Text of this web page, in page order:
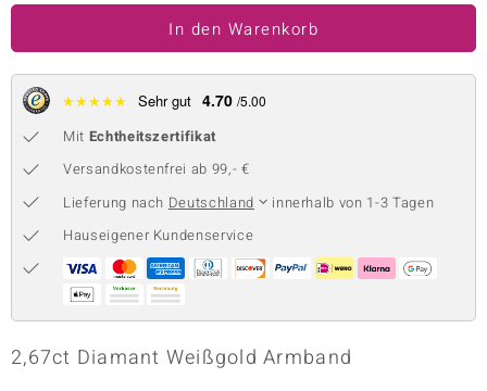
Collection
In den Warenkorb
★★★★★ Sehr gut 4.70 /5.00
Mit Echtheitszertifikat
Versandkostenfrei ab 99,- €
Lieferung nach Deutschland
innerhalb von 1-3 Tagen
Hauseigener Kundenservice
2,67ct Diamant Weißgold Armband